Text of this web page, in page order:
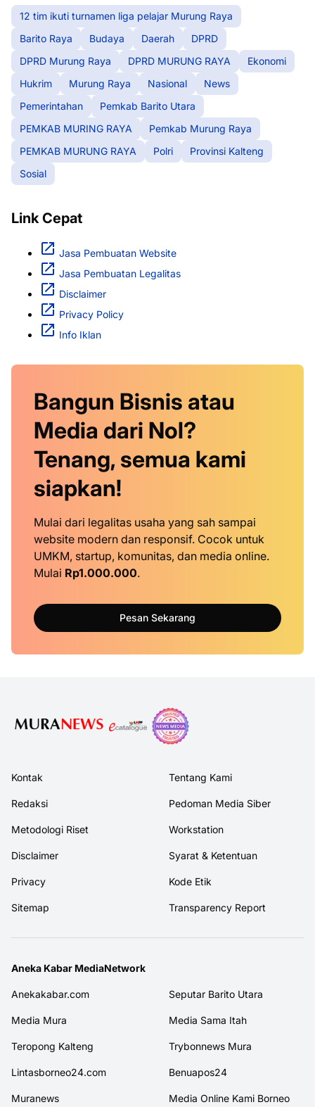
12 tim ikuti turnamen liga pelajar Murung Raya
Barito Raya
Budaya Daerah
DPRD
DPRD Murung Raya
DPRD MURUNG RAYA
Ekonomi
Hukrim
Murung Raya Nasional
News
Pemerintahan
Pemkab Barito Utara
PEMKAB MURING RAYA
Pemkab Murung Raya
PEMKAB MURUNG RAYA
Polri
Provinsi Kalteng
Sosial
Link Cepat
Jasa Pembuatan Website
Jasa Pembuatan Legalitas
Disclaimer
Privacy Policy
Info Iklan
Bangun Bisnis atau
Media dari Nol?
Tenang, semua kami
siapkan!
Mulai dari legalitas usaha yang sah sampai
website modern dan responsif. Cocok untuk
UMKM, startup, komunitas, dan media online.
Mulai Rp1.000.000.
Pesan Sekarang
Kontak Tentang Kami
Redaksi Pedoman Media Siber
Metodologi Riset Workstation
Disclaimer Syarat & Ketentuan
Privacy Kode Etik
Sitemap Transparency Report
Aneka Kabar MediaNetwork
Anekakabar.com Seputar Barito Utara
Media Mura Media Sama Itah
Teropong Kalteng Trybonnews Mura
Lintasborneo24.com Benuapos24
Muranews Media Online Kami Borneo